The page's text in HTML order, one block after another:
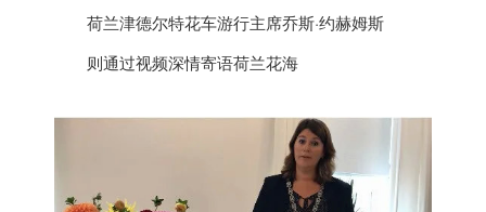
荷兰津德尔特花车游行主席乔斯·约赫姆斯
则通过视频深情寄语荷兰花海